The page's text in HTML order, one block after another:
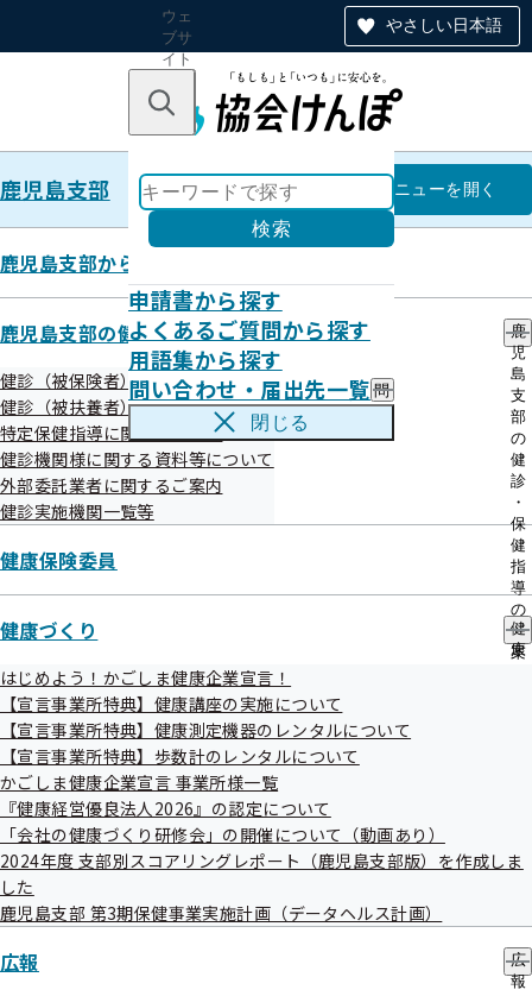
やさしい日本語
ウェ
ブサ
イト
のナ
ン
キーワードで探す
検索
申請書から探す
よくあるご質問から探す
用語集から探す
問い合わせ・届出先一覧 問
い
ュ
閉じる
鹿児島支部 鹿児島支部
メニューを開く
鹿児島支部からのお知らせ
鹿児島支部の健診・保健指導のご案内
鹿
児
島
支
部
の
健
診
・
保
健
指
導
の
ご
案
健診（被保険者）に関するご案内
健診（被扶養者）に関するご案内
特定保健指導に関するご案内
健診機関様に関する資料等について
外部委託業者に関するご案内
健診実施機関一覧等
健康保険委員
健康づくり
健
康
ー
はじめよう！かごしま健康企業宣言！
【宣言事業所特典】健康講座の実施について
【宣言事業所特典】健康測定機器のレンタルについて
【宣言事業所特典】歩数計のレンタルについて
かごしま健康企業宣言 事業所様一覧
『健康経営優良法人2026』の認定について
「会社の健康づくり研修会」の開催について（動画あり）
2024年度 支部別スコアリングレポート（鹿児島支部版）を作成しま
した
鹿児島支部 第3期保健事業実施計画（データヘルス計画）
広報
広
報
健康保険委員
目次
健康保険委員としての役割について
健康保険委員への応募方法
令和08年07月28日
健康保険委員を募集しています！
協会けんぽでは、事業所において健康保険の事務に携わって
いる方で、健康保険事業にご理解いただける方を「健康保険
委員（健康保険サポーター）」として委嘱し、健康保険事
業の推進にご協力をいただいています。
鹿児島支部では、健康保険委員の皆様のご協力を通じて、事